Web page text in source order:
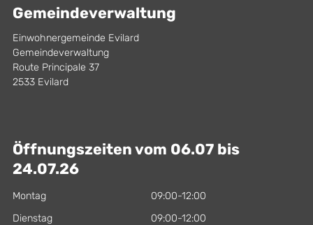
Gemeindeverwaltung
Einwohnergemeinde Evilard
Gemeindeverwaltung
Route Principale 37
2533 Evilard
Öffnungszeiten vom 06.07 bis
24.07.26
Montag
09:00-12:00
Dienstag
09:00-12:00